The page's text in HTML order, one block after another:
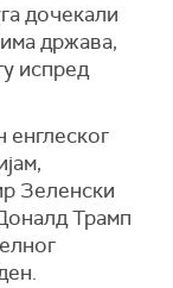
дочекали
држава,
испред
енглеског
Зеленски
Трамп